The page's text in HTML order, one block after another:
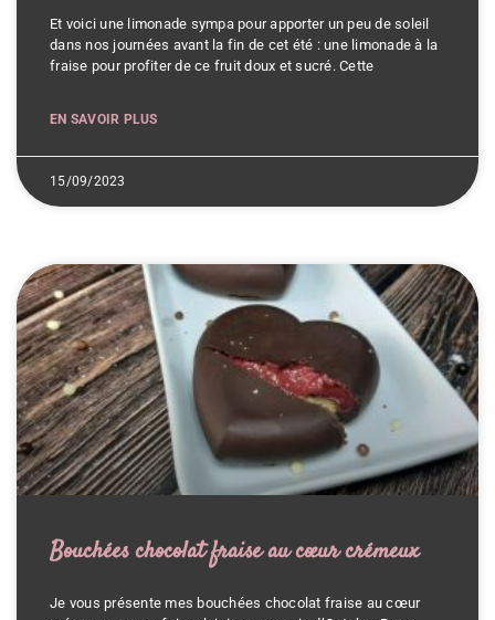
Et voici une limonade sympa pour apporter un peu de soleil
dans nos journées avant la fin de cet été : une limonade à la
fraise pour profiter de ce fruit doux et sucré. Cette
EN SAVOIR PLUS
15/09/2023
Bouchées chocolat fraise au cœur crémeux
Je vous présente mes bouchées chocolat fraise au cœur